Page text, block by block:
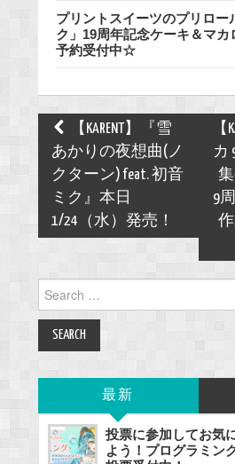
プリントスイーツのプリロー
ク」19周年記念ケーキ＆マカ
予約受付中☆
Post
navigation
【KARENT】『雪
あかりの夜想曲(ノ
クターン) feat. 初音
ミク』本日
1/24（水）発売！
【
カ
9
Search
for:
最新
投票に参加してお気
よう！プログラミン